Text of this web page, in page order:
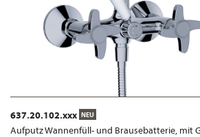
637.20.102.xxx NEU
Aufputz Wannenfüll- und Brausebatterie, mit